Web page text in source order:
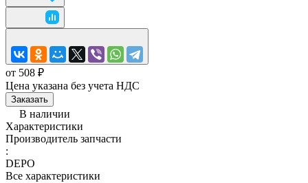
от 508 ₽
Цена указана без учета НДС
Заказать
В наличии
Характеристики
Производитель запчасти
:
DEPO
Все характеристики